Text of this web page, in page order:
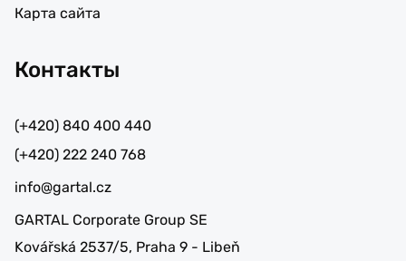
Карта сайта
Контакты
(+420) 840 400 440
(+420) 222 240 768
info@gartal.cz
GARTAL Corporate Group SE
Kovářská 2537/5, Praha 9 - Libeň